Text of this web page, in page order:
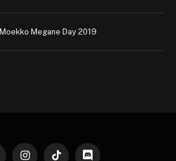
Moekko Megane Day 2019